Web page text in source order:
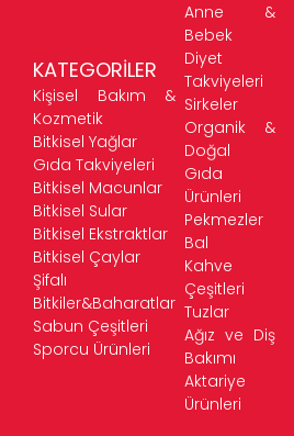
KATEGORİLER
Kişisel Bakım &
Kozmetik
Bitkisel Yağlar
Gıda Takviyeleri
Bitkisel Macunlar
Bitkisel Sular
Bitkisel Ekstraktlar
Bitkisel Çaylar
Şifalı
Bitkiler&Baharatlar
Sabun Çeşitleri
Sporcu Ürünleri
Anne &
Bebek
Diyet
Takviyeleri
Sirkeler
Organik &
Doğal
Gıda
Ürünleri
Pekmezler
Bal
Kahve
Çeşitleri
Tuzlar
Ağız ve Diş
Bakımı
Aktariye
Ürünleri